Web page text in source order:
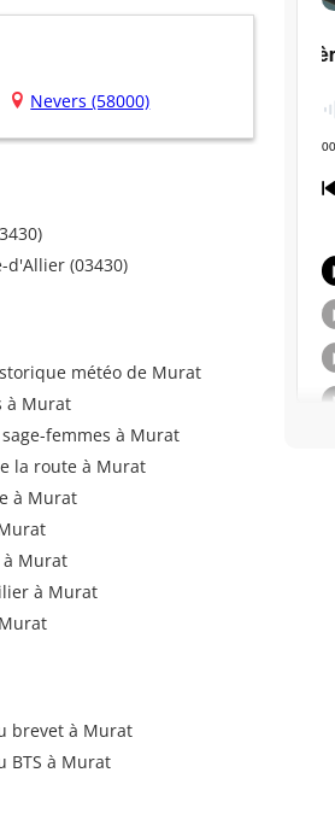
Nevers (58000)
d'Allier (03430)
météo de Murat
à Murat
femmes à Murat
la route à Murat
à Murat
Murat
à Murat
brevet à Murat
BTS à Murat